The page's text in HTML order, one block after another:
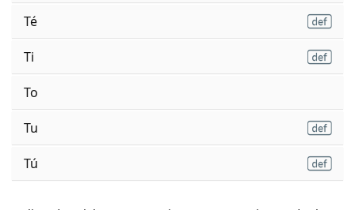
Té
Ti
To
Tu
Tú